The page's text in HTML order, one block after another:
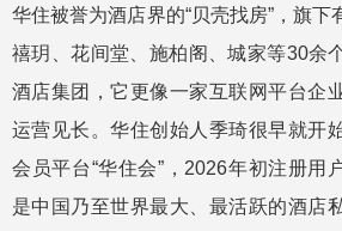
华住被誉为酒店界的“贝壳找房”，旗下
禧玥、花间堂、施柏阁、城家等30余
酒店集团，它更像一家互联网平台企
运营见长。华住创始人季琦很早就开
会员平台“华住会”，2026年初注册用
是中国乃至世界最大、最活跃的酒店